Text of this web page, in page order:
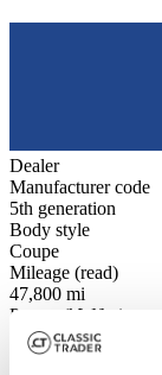
Dealer
Manufacturer code
5th generation
Body style
Coupe
Mileage (read)
47,800 mi
Power (kW/hp)
257 / 350